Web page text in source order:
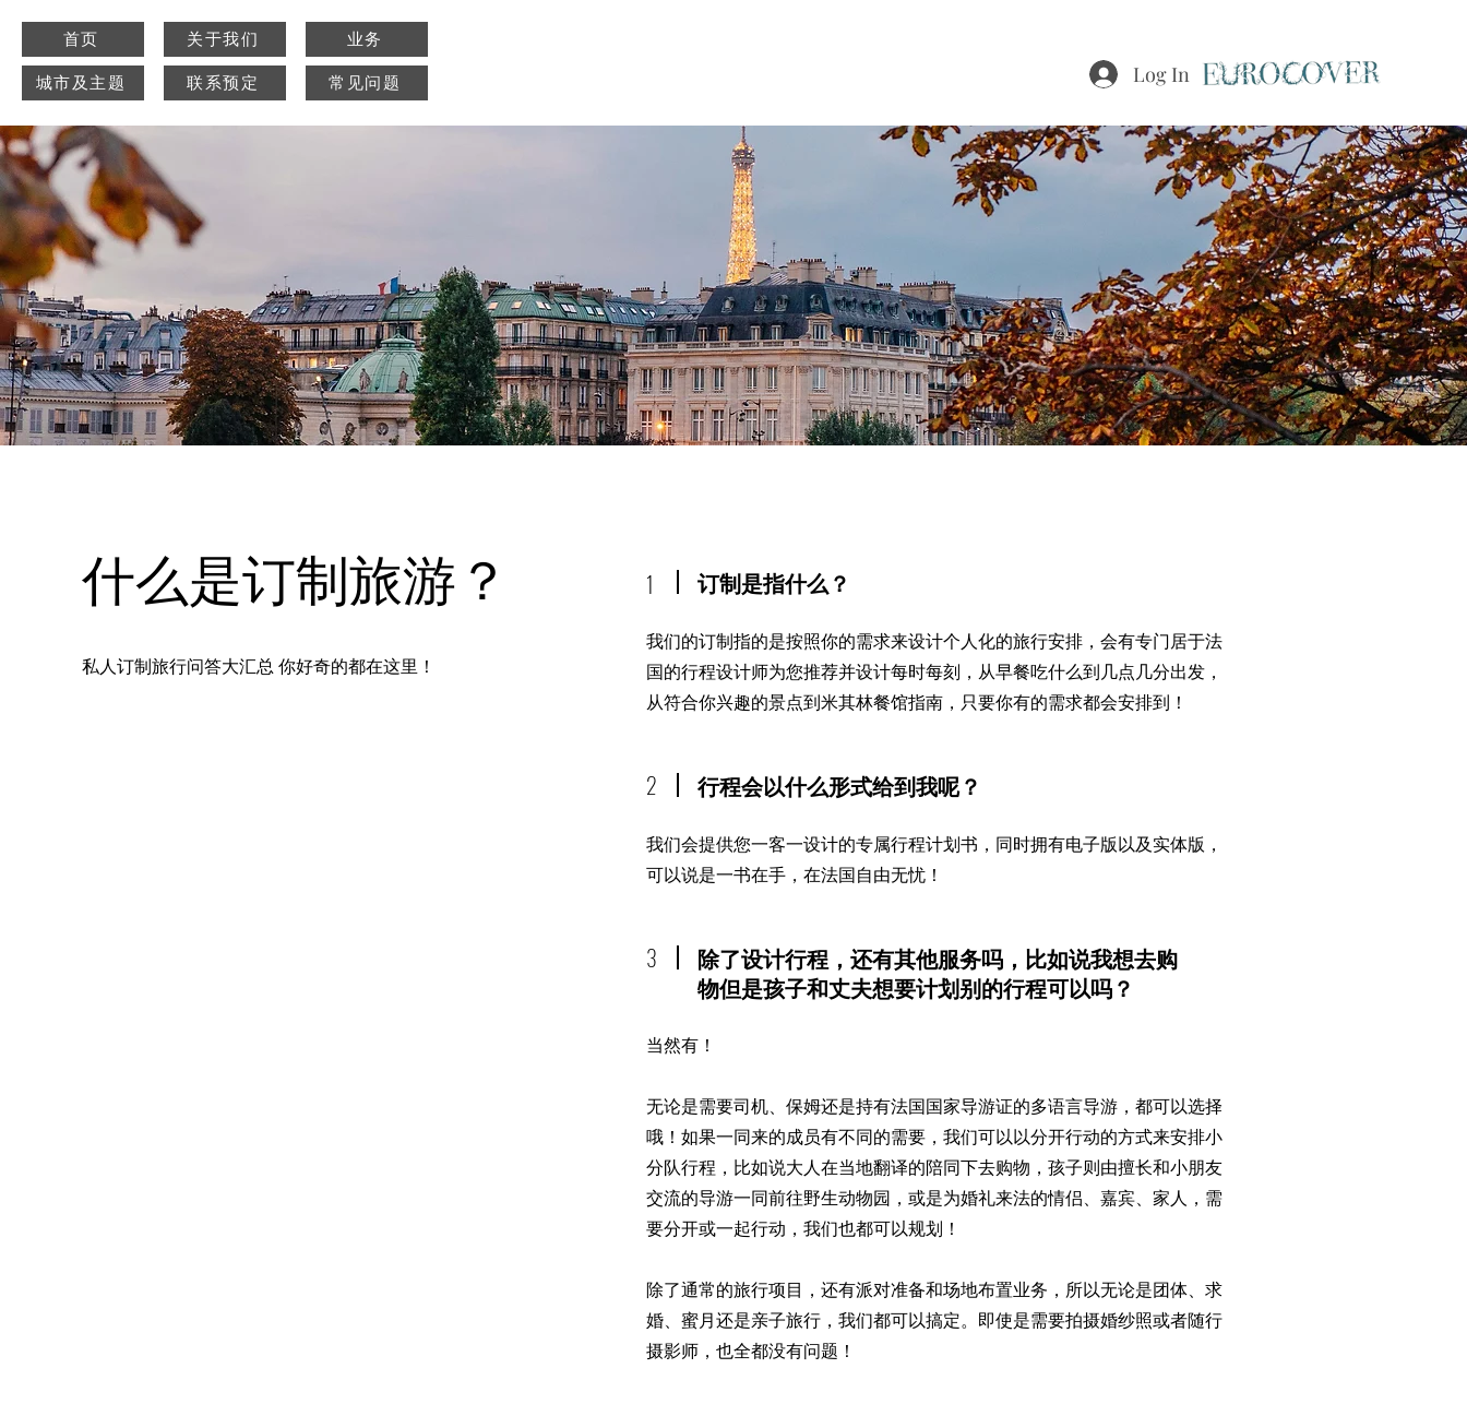
Log In
首页
城市及主题
关于我们
联系预定
业务
常见问题
什么是订制旅游？
私人订制旅行问答大汇总 你好奇的都在这里！
1 订制是指什么？
我们的订制指的是按照你的需求来设计个人化的旅行安排，会有专门居于法
国的行程设计师为您推荐并设计每时每刻，从早餐吃什么到几点几分出发，
从符合你兴趣的景点到米其林餐馆指南，只要你有的需求都会安排到！
2 行程会以什么形式给到我呢？
我们会提供您一客一设计的专属行程计划书，同时拥有电子版以及实体版，
可以说是一书在手，在法国自由无忧！
3
除了设计行程，还有其他服务吗，比如说我想去购
物但是孩子和丈夫想要计划别的行程可以吗？
当然有！
无论是需要司机、保姆还是持有法国国家导游证的多语言导游，都可以选择
哦！如果一同来的成员有不同的需要，我们可以以分开行动的方式来安排小
分队行程，比如说大人在当地翻译的陪同下去购物，孩子则由擅长和小朋友
交流的导游一同前往野生动物园，或是为婚礼来法的情侣、嘉宾、家人，需
要分开或一起行动，我们也都可以规划！ ​
除了通常的旅行项目，还有派对准备和场地布置业务，所以无论是团体、求
婚、蜜月还是亲子旅行，我们都可以搞定。即使是需要拍摄婚纱照或者随行
摄影师，也全都没有问题！